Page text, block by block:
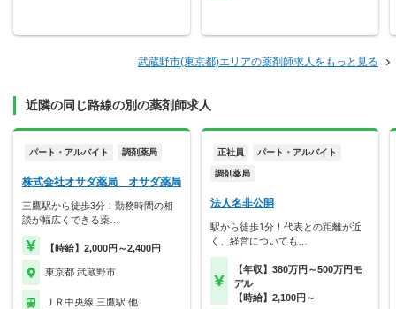
武蔵野市(東京都)エリアの薬剤師求人をもっと見る
近隣の同じ路線の別の薬剤師求人
パート・アルバイト 調剤薬局
株式会社オサダ薬局 オサダ薬局
三鷹駅から徒歩3分！勤務時間の相
談が幅広くできる薬…
【時給】2,000円～2,400円
東京都 武蔵野市
ＪＲ中央線 三鷹駅 他
正社員 パート・アルバイト
調剤薬局
法人名非公開
駅から徒歩1分！代表との距離が近
く、経営についても…
【年収】380万円～500万円モ
デル
【時給】2,100円～